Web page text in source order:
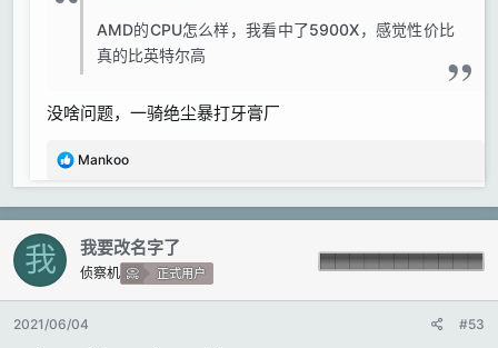
AMD的CPU怎么样，我看中了5900X，感觉性价比
真的比英特尔高
没啥问题，一骑绝尘暴打牙膏厂
反Mankoo
我 我要改名字了
侦察机 正式用户
2021/06/04 #53